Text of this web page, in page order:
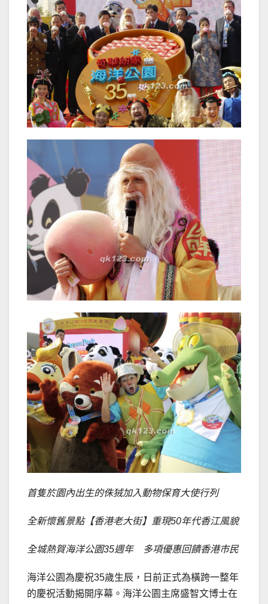
首隻於園內出生的侏狨加入動物保育大使行列
全新懷舊景點【香港老大街】 重現50年代香江風貌
全城熱賀海洋公園35週年 多項優惠回饋香港市民
海洋公園為慶祝35歲生辰，日前正式為橫跨一整年
的慶祝活動揭開序幕。海洋公園主席盛智文博士在